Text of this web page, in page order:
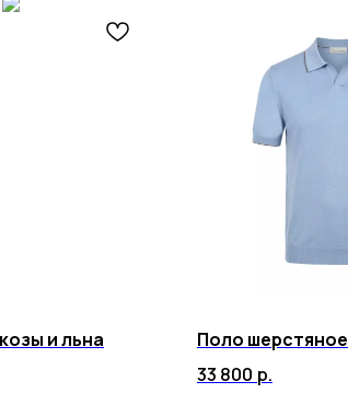
и льна
Поло шерстяное
33 800 р.